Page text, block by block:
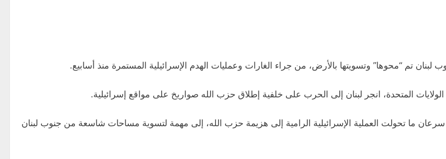
تم “محوها” وتسويتها بالأرض، من جراء الغارات وعمليات الهدم الإسرائيلية المستمرة منذ أسابيع.
المتحدة، انجر لبنان إلى الحرب على خلفية إطلاق حزب الله صواريخ على مواقع إسرائيلية.
ما تحولت العملية الإسرائيلية الرامية إلى هزيمة حزب الله، إلى مهمة لتسوية مساحات شاسعة من جنوب لبنان